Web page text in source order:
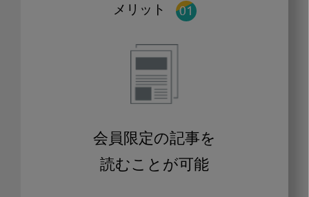
メリット
会員限定の記事を
読むことが可能